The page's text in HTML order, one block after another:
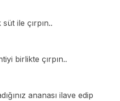
ile çırpın..
birlikte çırpın..
ananası ilave edip